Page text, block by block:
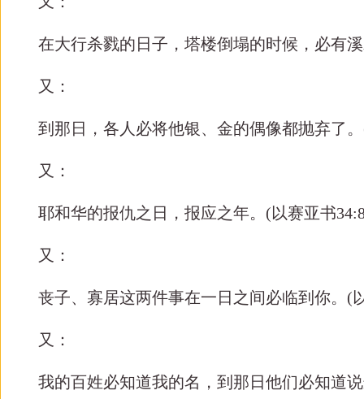
在大行杀戮的日子，塔楼倒塌的时候，必有溪
又：
到那日，各人必将他银、金的偶像都抛弃了。
又：
耶和华的报仇之日，报应之年。 (以赛亚书
又：
丧子、寡居这两件事在一日之间必临到你。 (
又：
我的百姓必知道我的名，到那日他们必知道说